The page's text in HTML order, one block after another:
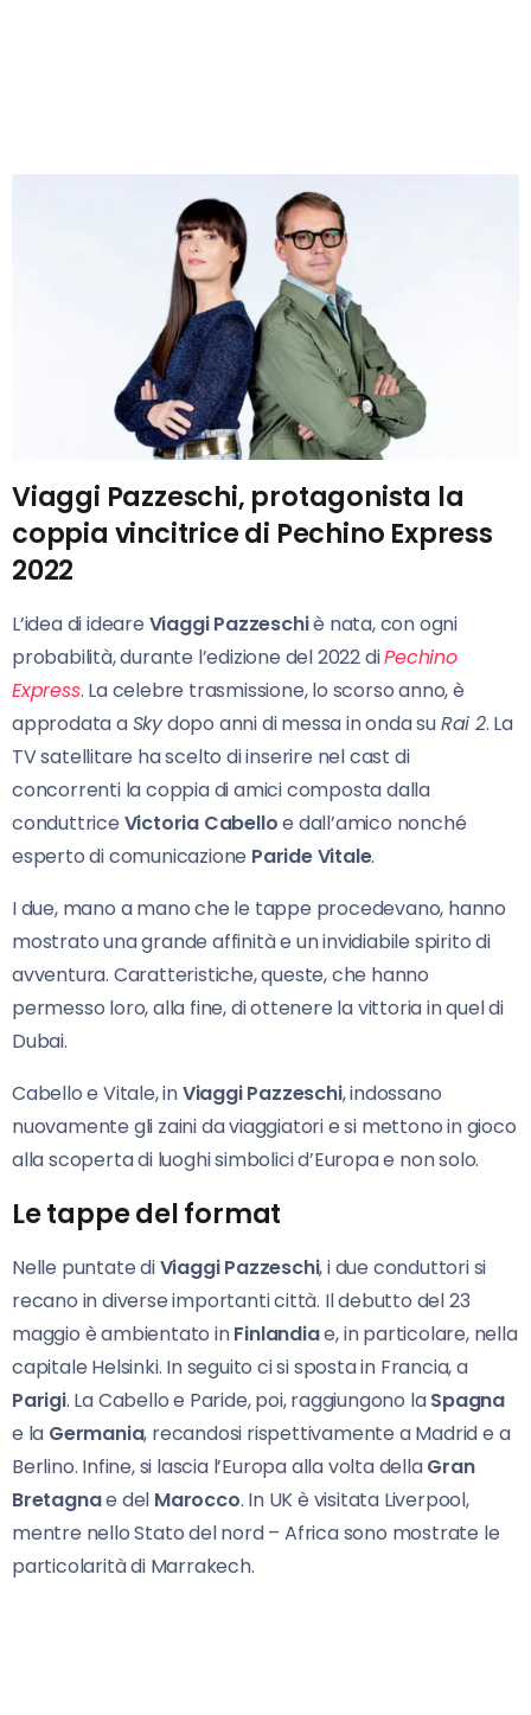
Viaggi Pazzeschi, protagonista la
coppia vincitrice di Pechino Express
2022
L’idea di ideare Viaggi Pazzeschiè nata, con ogni
probabilità, durante l’edizione del 2022 diPechino
Express. La celebre trasmissione, lo scorso anno, è
approdata aSkydopo anni di messa in onda suRai 2. La
TV satellitare ha scelto di inserire nel cast di
concorrenti la coppia di amici composta dalla
conduttrice Victoria Cabelloe dall’amico nonché
esperto di comunicazione Paride Vitale.
I due, mano a mano che le tappe procedevano, hanno
mostrato una grande affinità e un invidiabile spirito di
avventura. Caratteristiche, queste, che hanno
permesso loro, alla fine, di ottenere la vittoria in quel di
Dubai.
Cabello e Vitale, inViaggi Pazzeschi, indossano
nuovamente gli zaini da viaggiatori e si mettono in gioco
alla scoperta di luoghi simbolici d’Europa e non solo.
Le tappe del format
Nelle puntate diViaggi Pazzeschi, i due conduttori si
recano in diverse importanti città. Il debutto del 23
maggio è ambientato inFinlandiae, in particolare, nella
capitale Helsinki. In seguito ci si sposta in Francia, a
Parigi. La Cabello e Paride, poi, raggiungono laSpagna
e la Germania, recandosi rispettivamente a Madrid e a
Berlino. Infine, si lascia l’Europa alla volta dellaGran
Bretagnae del Marocco. In UK è visitata Liverpool,
mentre nello Stato del nord – Africa sono mostrate le
particolarità di Marrakech.